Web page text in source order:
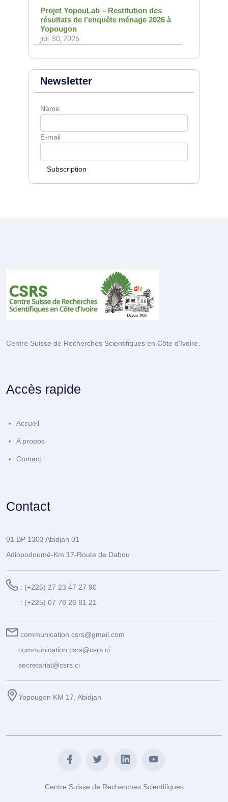
Projet YopouLab – Restitution des
résultats de l’enquête ménage 2026 à
Yopougon
juil. 30, 2026
Newsletter
Name
E-mail
Subscription
Centre Suisse de Recherches Scientifiques en Côte d'Ivoire.
Accès rapide
Accueil
A propos
Contact
Contact
01 BP 1303 Abidjan 01
Adiopodoumé-Km 17-Route de Dabou
: (+225) 27 23 47 27 90
: (+225) 07 78 26 81 21
communication.csrs@gmail.com
communication.csrs@csrs.ci
secretariat@csrs.ci
Yopougon KM 17, Abidjan
Centre Suisse de Recherches Scientifiques